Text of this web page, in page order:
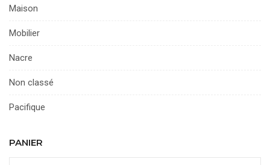
Maison
Mobilier
Nacre
Non classé
Pacifique
PANIER